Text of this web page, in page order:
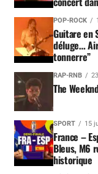
POP-ROCK
Guitare en
déluge…
tonnerre”
RAP-RNB
The
SPORT 15
France –
Bleus, M6
historique